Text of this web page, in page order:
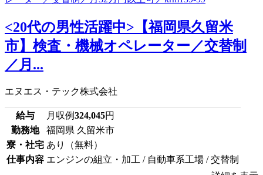
<20代の男性活躍中>【福岡県久留米
市】検査・機械オペレーター／交替制
／月...
エヌエス・テック株式会社
給与 月収例324,045円
勤務地
福岡県 久留米市
寮・社宅 あり（無料）
仕事内容 エンジンの組立・加工 / 自動車系工場 / 交替制